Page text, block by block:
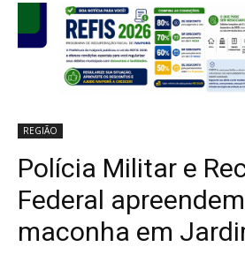
REGIÃO
Polícia Militar e
Federal
maconha em